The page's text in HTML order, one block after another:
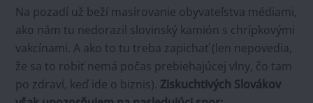
Na pozadí už beží masírovanie obyvateľstva médiami,
ako nám tu nedorazil slovinský kamión s chrípkovými
vakcínami. A ako to tu treba zapichať (len nepovedia,
že sa to robiť nemá počas prebiehajúcej vlny, čo tam
po zdraví, keď ide o biznis). Ziskuchtivých Slovákov